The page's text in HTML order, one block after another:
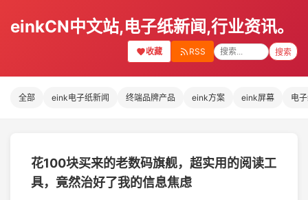
einkCN中文站,电子纸新闻,行业资讯。
收藏 RSS 搜索
全部 eink电子纸新闻 终端品牌产品 eink方案 eink屏幕 电
花100块买来的老数码旗舰，超实用的阅读工
具，竟然治好了我的信息焦虑